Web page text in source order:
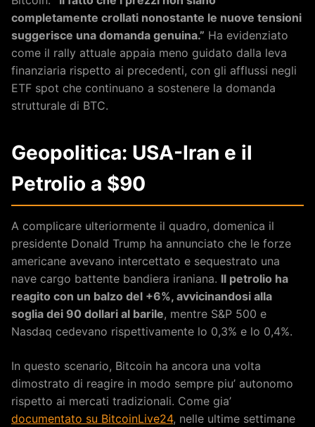
completamente crollati nonostante le nuove tensioni
suggerisce una domanda genuina.” Ha evidenziato
come il rally attuale appaia meno guidato dalla leva
finanziaria rispetto ai precedenti, con gli afflussi negli
ETF spot che continuano a sostenere la domanda
strutturale di BTC.
Geopolitica: USA-Iran e il
Petrolio a $90
A complicare ulteriormente il quadro, domenica il
presidente Donald Trump ha annunciato che le forze
americane avevano intercettato e sequestrato una
nave cargo battente bandiera iraniana. Il petrolio ha
reagito con un balzo del +6%, avvicinandosi alla
soglia dei 90 dollari al barile, mentre S&P 500 e
Nasdaq cedevano rispettivamente lo 0,3% e lo 0,4%.
In questo scenario, Bitcoin ha ancora una volta
dimostrato di reagire in modo sempre piu’ autonomo
rispetto ai mercati tradizionali. Come gia’
documentato su BitcoinLive24, nelle ultime settimane